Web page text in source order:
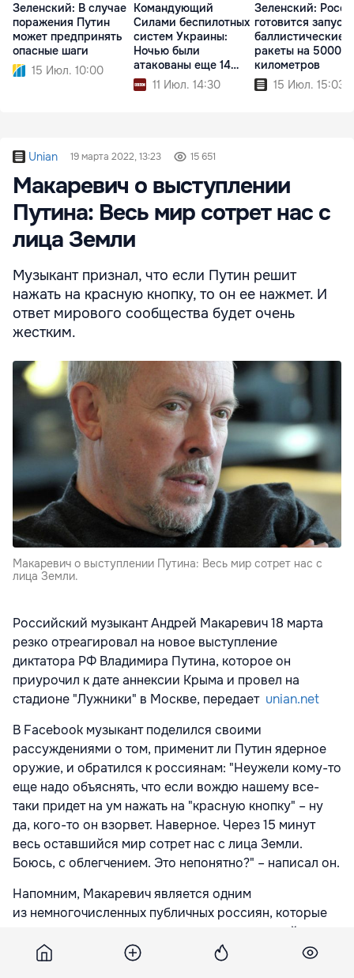
Зеленский: В случае
поражения Путин
может предпринять
опасные шаги
15 Июл. 10:00
Командующий
Силами беспилотных
систем Украины:
Ночью были
атакованы еще 14
судов РФ
11 Июл. 14:30
Зеленский:
готовится
баллистические
ракеты на 5000
километров
15 Июл. 15:03
Unian 19 марта 2022, 13:23 15 651
Макаревич о выступлении
Путина: Весь мир сотрет нас с
лица Земли
Музыкант признал, что если Путин решит
нажать на красную кнопку, то он ее нажмет. И
ответ мирового сообщества будет очень
жестким.
Макаревич о выступлении Путина: Весь мир сотрет нас с
лица Земли.
Российский музыкант Андрей Макаревич 18 марта
резко отреагировал на новое выступление
диктатора РФ Владимира Путина, которое он
приурочил к дате аннексии Крыма и провел на
стадионе "Лужники" в Москве, передает unian.net
В Facebook музыкант поделился своими
рассуждениями о том, применит ли Путин ядерное
оружие, и обратился к россиянам: "Неужели кому-то
еще надо объяснять, что если вождю нашему все-
таки придет на ум нажать на "красную кнопку" – ну
да, кого-то он взорвет. Наверное. Через 15 минут
весь оставшийся мир сотрет нас с лица Земли.
Боюсь, с облегчением. Это непонятно?" – написал он.
Напомним, Макаревич является одним
из немногочисленных публичных россиян, которые
активно и планомерно протестуют против войны,
развязанной Россией в Украине.